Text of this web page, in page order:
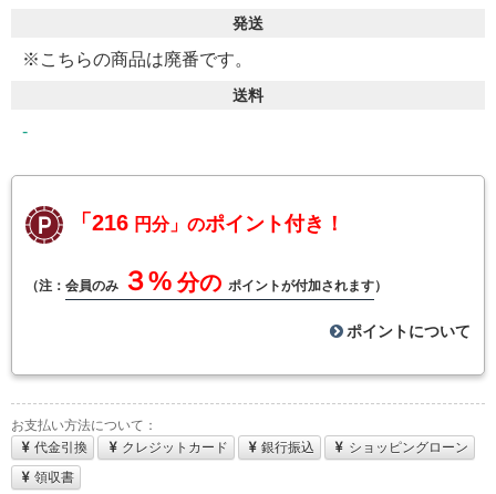
発送
※こちらの商品は廃番です。
送料
-
「216 円分」のポイント付き！
（注： 会員のみ ３% 分の ポイントが付加されます）
ポイントについて
お支払い方法について：
代金引換
クレジットカード 銀行振込
ショッピングローン
領収書